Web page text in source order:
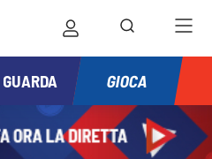
GUARDA GIOCA